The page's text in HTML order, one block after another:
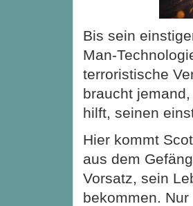
Bis sein
Man-
terroristische
braucht
hilft, seinen
Hier kommt
aus dem
Vorsatz, sein
bekommen.